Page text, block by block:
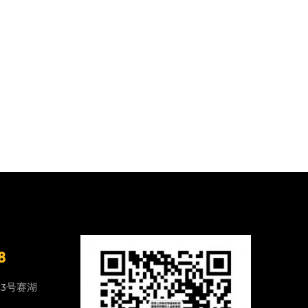
号赛湖